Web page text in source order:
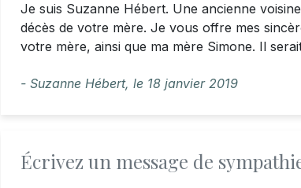
Je suis Suzanne Hébert. Une ancienne
décès de votre mère. Je vous offre mes
votre mère, ainsi que ma mère Simone. Il
- Suzanne Hébert, le 18 janvier 2019
Écrivez un message de